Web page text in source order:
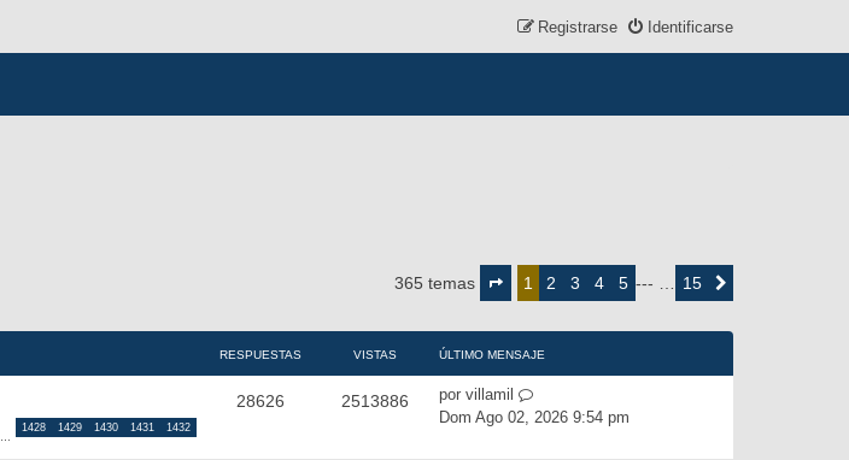
Identificarse
Registrarse
365 temas
de
1 2 3 4 5 --- … 15
Siguiente
RESPUESTAS VISTAS ÚLTIMO MENSAJE
…
1428 1429 1430 1431 1432
28626 2513886 por villamil
Dom Ago 02, 2026 9:54 pm